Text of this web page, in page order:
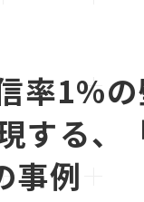
率1%
する、
事例